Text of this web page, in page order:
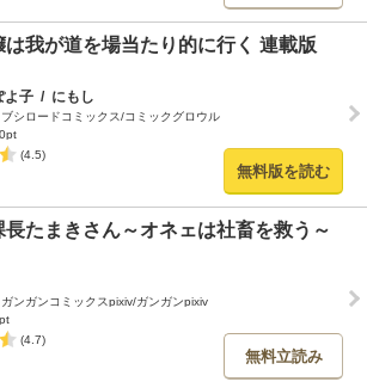
は我が道を場当たり的に行く 連載版
よ子 / にもし
シロードコミックス/コミックグロウル
(4.5)
無料版を読む
長たまきさん～オネェは社畜を救う～
ンガンコミックスpixiv/ガンガンpixiv
(4.7)
無料立読み